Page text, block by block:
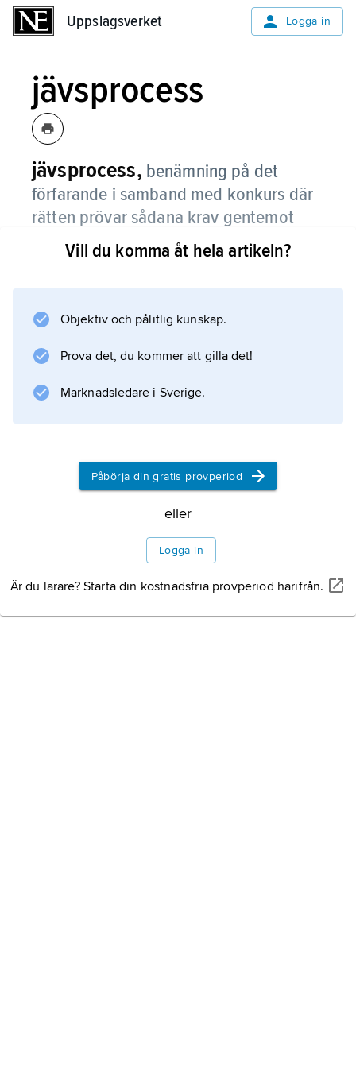
Uppslagsverket Logga in
jävsprocess
jävsprocess, benämning på det
förfarande i samband med konkurs där
rätten prövar sådana krav gentemot
konkursgäldenären mot vilka
anmärkning gjorts och där förlikning
Prövningen sker vid en särskild förhandling i
Vill du komma åt hela artikeln?
Objektiv och pålitlig kunskap.
Prova det, du kommer att gilla det!
Marknadsledare i Sverige.
Påbörja din gratis provperiod
eller
Logga in
Är du lärare? Starta din kostnadsfria provperiod härifrån.